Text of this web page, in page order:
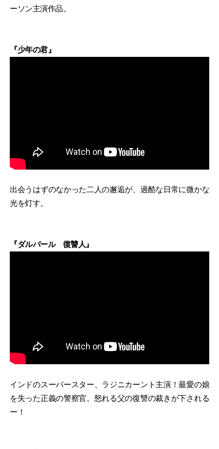
ーソン主演作品。
『少年の君』
出会うはずのなかった二人の邂逅が、過酷な日常に微かな
光を灯す。
『ダルバール 復讐人』
インドのスーパースター、ラジニカーント主演！最愛の娘
を失った正義の警察官。怒れる父の復讐の裁きが下される
ー！